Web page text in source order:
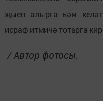
җыеп алырга һәм
исраф итмичә тотарга
/ Автор фотосы.